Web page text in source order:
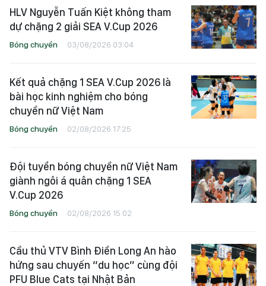
HLV Nguyễn Tuấn Kiệt không tham
dự chặng 2 giải SEA V.Cup 2026
Bóng chuyền 03/08/2026 03:04
Kết quả chặng 1 SEA V.Cup 2026 là
bài học kinh nghiệm cho bóng
chuyền nữ Việt Nam
Bóng chuyền 02/08/2026 17:25
Đội tuyển bóng chuyền nữ Việt Nam
giành ngôi á quân chặng 1 SEA
V.Cup 2026
Bóng chuyền 02/08/2026 15:02
Cầu thủ VTV Bình Điền Long An hào
hứng sau chuyến “du học” cùng đội
PFU Blue Cats tại Nhật Bản